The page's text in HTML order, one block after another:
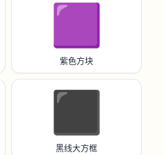
🟪
紫色方块
⬛️
黑线大方框